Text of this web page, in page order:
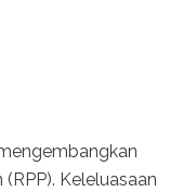
Keleluasaan